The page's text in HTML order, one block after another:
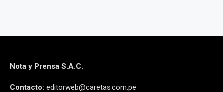
Nota y Prensa S.A.C.
Contacto: editorweb@caretas.com.pe